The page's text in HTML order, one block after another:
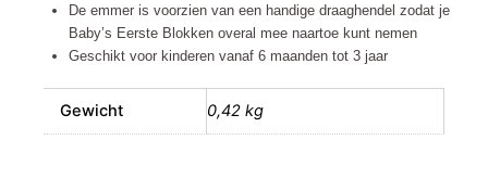
De emmer is voorzien van een handige draaghendel zodat je
Baby’s Eerste Blokken overal mee naartoe kunt nemen
Geschikt voor kinderen vanaf 6 maanden tot 3 jaar
Gewicht 0,42 kg